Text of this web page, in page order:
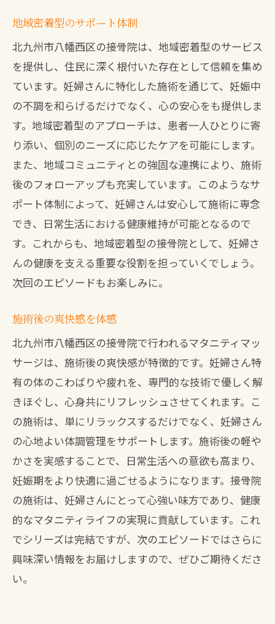
地域密着型のサポート体制
北九州市八幡西区の接骨院は、地域密着型のサービス
を提供し、住民に深く根付いた存在として信頼を集め
ています。妊婦さんに特化した施術を通じて、妊娠中
の不調を和らげるだけでなく、心の安心をも提供しま
す。地域密着型のアプローチは、患者一人ひとりに寄
り添い、個別のニーズに応じたケアを可能にします。
また、地域コミュニティとの強固な連携により、施術
後のフォローアップも充実しています。このようなサ
ポート体制によって、妊婦さんは安心して施術に専念
でき、日常生活における健康維持が可能となるので
す。これからも、地域密着型の接骨院として、妊婦さ
んの健康を支える重要な役割を担っていくでしょう。
次回のエピソードもお楽しみに。
施術後の爽快感を体感
北九州市八幡西区の接骨院で行われるマタニティマッ
サージは、施術後の爽快感が特徴的です。妊婦さん特
有の体のこわばりや疲れを、専門的な技術で優しく解
きほぐし、心身共にリフレッシュさせてくれます。こ
の施術は、単にリラックスするだけでなく、妊婦さん
の心地よい体調管理をサポートします。施術後の軽や
かさを実感することで、日常生活への意欲も高まり、
妊娠期をより快適に過ごせるようになります。接骨院
の施術は、妊婦さんにとって心強い味方であり、健康
的なマタニティライフの実現に貢献しています。これ
でシリーズは完結ですが、次のエピソードではさらに
興味深い情報をお届けしますので、ぜひご期待くださ
い。